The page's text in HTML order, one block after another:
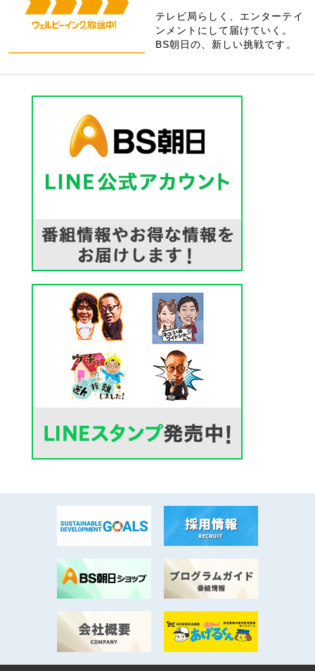
テレビ局らしく、エンターテイ
ンメントにして届けていく。
BS朝日の、新しい挑戦です。